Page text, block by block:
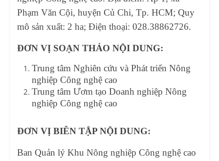
Phạm Văn Cội, huyện Củ Chi, Tp. HCM; Quy
mô sản xuất: 2 ha; Điện thoại: 028.38862726.
ĐƠN VỊ SOẠN THẢO NỘI DUNG:
Trung tâm Nghiên cứu và Phát triển Nông
nghiệp Công nghệ cao
Trung tâm Ươm tạo Doanh nghiệp Nông
nghiệp Công nghệ cao
ĐƠN VỊ BIÊN TẬP NỘI DUNG:
Ban Quản lý Khu Nông nghiệp Công nghệ cao